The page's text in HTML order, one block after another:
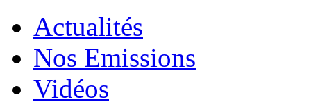
Actualités
Nos Emissions
Vidéos